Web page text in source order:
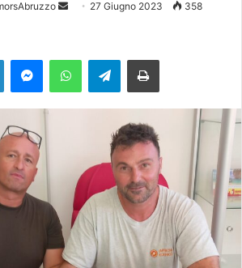
a
a
l
27 Giugno 2023 358
Telegram